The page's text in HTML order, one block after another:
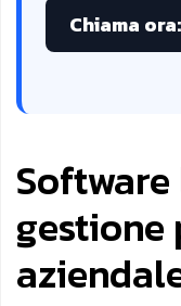
Chiama
gestione